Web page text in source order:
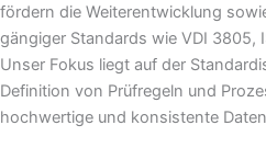
fördern die Weiterentwicklung
gängiger Standards wie VDI 3805,
Unser Fokus liegt auf der
Definition von Prüfregeln und
hochwertige und konsistente